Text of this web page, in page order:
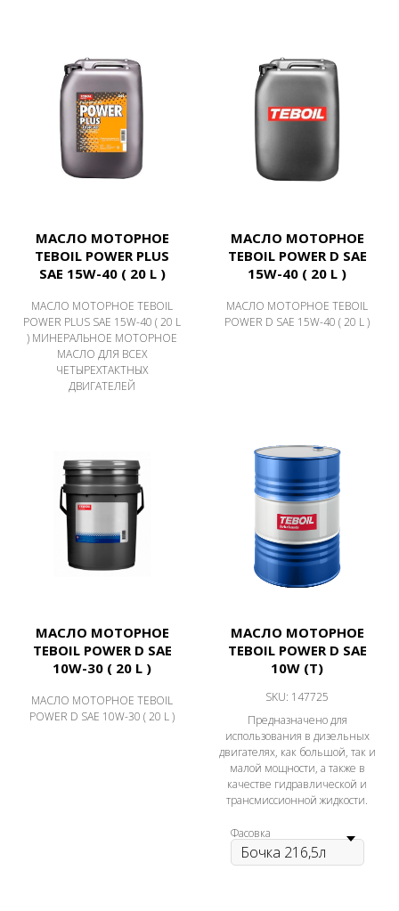
МАСЛО МОТОРНОЕ
TEBOIL POWER PLUS
SAE 15W-40 ( 20 L )
МАСЛО МОТОРНОЕ TEBOIL
POWER PLUS SAE 15W-40 ( 20 L
) МИНЕРАЛЬНОЕ МОТОРНОЕ
МАСЛО ДЛЯ ВСЕХ
ЧЕТЫРЕХТАКТНЫХ
ДВИГАТЕЛЕЙ
МАСЛО МОТОРНОЕ
TEBOIL POWER D SAE
15W-40 ( 20 L )
МАСЛО МОТОРНОЕ TEBOIL
POWER D SAE 15W-40 ( 20 L )
МАСЛО МОТОРНОЕ
TEBOIL POWER D SAE
10W-30 ( 20 L )
МАСЛО МОТОРНОЕ TEBOIL
POWER D SAE 10W-30 ( 20 L )
МАСЛО МОТОРНОЕ
TEBOIL POWER D SAE
10W (Т)
SKU: 147725
Предназначено для
использования в дизельных
двигателях, как большой, так и
малой мощности, а также в
качестве гидравлической и
трансмиссионной жидкости.
Фасовка